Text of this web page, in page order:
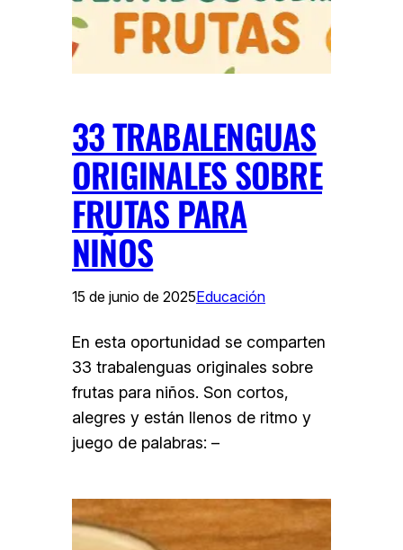
33 TRABALENGUAS
ORIGINALES SOBRE
FRUTAS PARA
NIÑOS
15 de junio de 2025Educación
En esta oportunidad se comparten
33 trabalenguas originales sobre
frutas para niños. Son cortos,
alegres y están llenos de ritmo y
juego de palabras: –